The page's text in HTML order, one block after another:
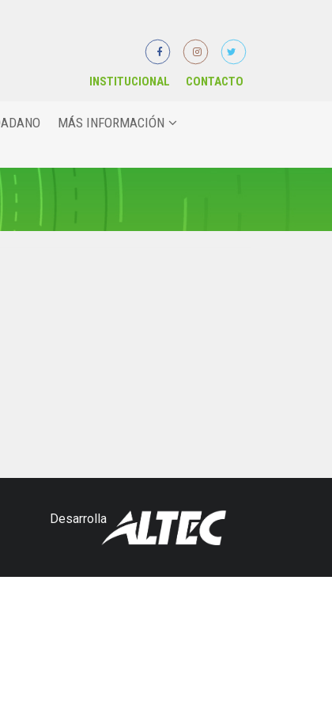
INSTITUCIONAL CONTACTO
MÁS INFORMACIÓN
Desarrolla